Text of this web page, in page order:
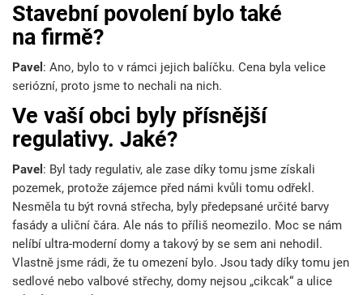
Stavební povolení bylo také
na firmě?
Pavel : Ano, bylo to v rámci jejich balíčku. Cena byla velice
seriózní, proto jsme to nechali na nich.
Ve vaší obci byly přísnější
regulativy. Jaké?
Pavel : Byl tady regulativ, ale zase díky tomu jsme získali
pozemek, protože zájemce před námi kvůli tomu odřekl.
Nesměla tu být rovná střecha, byly předepsané určité barvy
fasády a uliční čára. Ale nás to příliš neomezilo. Moc se nám
nelíbí ultra-moderní domy a takový by se sem ani nehodil.
Vlastně jsme rádi, že tu omezení bylo. Jsou tady díky tomu jen
sedlové nebo valbové střechy, domy nejsou „cikcak“ a ulice